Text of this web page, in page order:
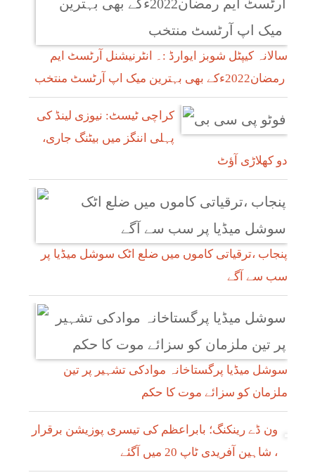
سالانہ کیپٹل شوبز ایوارڈ :۔ انٹرنیشنل آرٹسٹ ایم
کراچی ٹیسٹ: نیوزی لینڈ کی
پہلی اننگز میں بیٹنگ جاری،
دو کھلاڑی آؤٹ
پنجاب ،ترقیاتی کاموں میں ضلع اٹک سوشل میڈیا پر
سب سے آگے
سوشل میڈیا پرگستاخانہ موادکی تشہیر پر تین
ملزمان کو سزائے موت کا حکم
ون ڈے رینکنگ؛ بابراعظم کی تیسری پوزیشن برقرار
، شاہین آفریدی ٹاپ 20 میں آگئے